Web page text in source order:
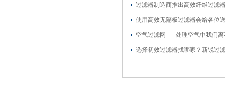
过滤器制造商推出高效纤维过滤
使用高效无隔板过滤器会给各位
空气过滤网-----处理空气中我们
选择初效过滤器找哪家？新锐过